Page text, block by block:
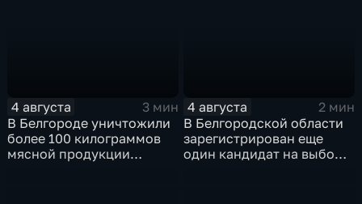
4 августа
3 мин
В Белгороде уничтожили
более 100 килограммов
мясной продукции
4 августа
2 мин
В Белгородской области
зарегистрирован еще
один кандидат на выборы